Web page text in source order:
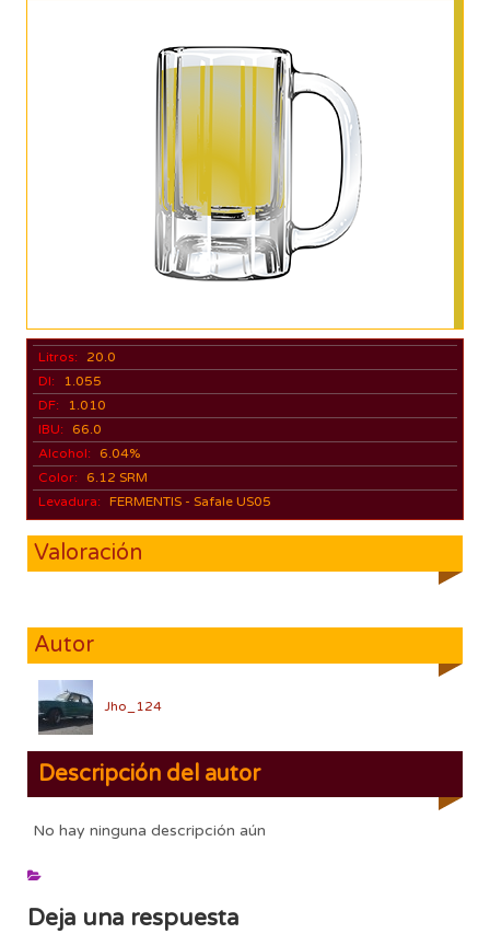
Litros:
20.0
DI:
1.055
DF:
1.010
IBU:
66.0
Alcohol:
6.04%
Color:
6.12 SRM
Levadura: FERMENTIS - Safale US05
Valoración
Autor
Jho_124
Descripción del autor
No hay ninguna descripción aún
Deja una respuesta